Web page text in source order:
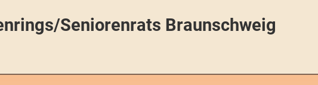
Seniorenrats Braunschweig